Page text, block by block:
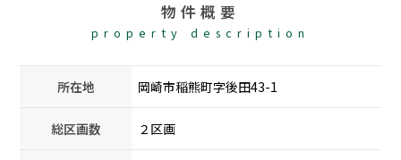
物件概要
property description
所在地 岡崎市稲熊町字後田43-1
総区画数 ２区画